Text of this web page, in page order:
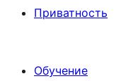
Приватность
Обучение